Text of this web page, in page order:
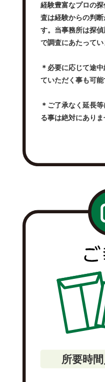
経験豊富なプロの
査は経験からの判
す。当事務所は探
で調査にあたってい
＊必要に応じて途
ていただく事も可能
＊ご了承なく延長
る事は絶対にありま
所要時